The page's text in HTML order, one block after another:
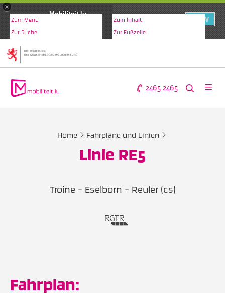
×
Mobiliteit.lu
VIEW
Zum Menü Zum Inhalt
Zur Suche Zur Fußzeile
2465 2465
Home Fahrpläne und Linien
Linie RE5
Troine - Eselborn - Reuler (cs)
Fahrplan: